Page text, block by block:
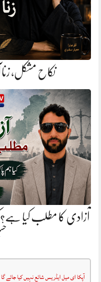
نکاح مشکل، زنا
آزادی کا مطلب کیا ہے؟
آپکا ای میل ایڈریس شائع نہیں کیا جائے گا